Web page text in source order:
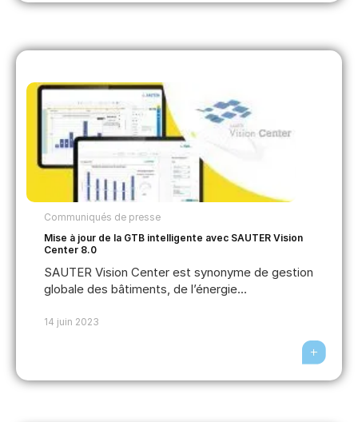
Communiqués de presse
Mise à jour de la GTB intelligente avec SAUTER Vision
Center 8.0
SAUTER Vision Center est synonyme de gestion
globale des bâtiments, de l’énergie...
14 juin 2023